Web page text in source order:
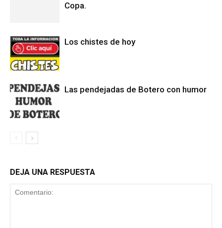
Copa.
Los chistes de hoy
Las pendejadas de Botero con humor
DEJA UNA RESPUESTA